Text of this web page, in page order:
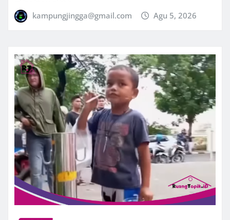
kampungjingga@gmail.com Agu 5, 2026